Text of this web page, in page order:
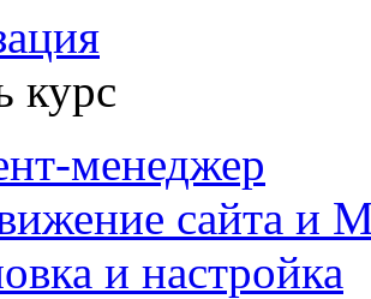
курс
менеджер
сайта и
и настройка